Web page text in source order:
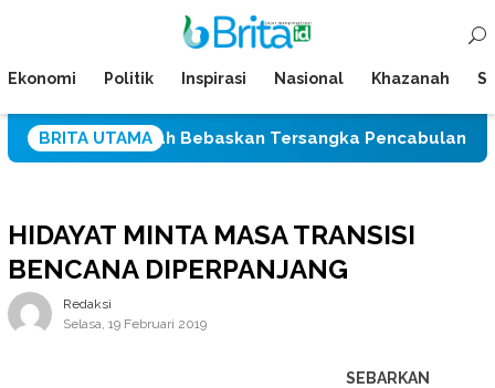
Mobile
Ekonomi Politik Inspirasi Nasional Khazanah
BRITA UTAMA
Setelah Bebaskan Tersangka Pencabulan Tiga Siswi
HIDAYAT MINTA MASA TRANSISI
BENCANA DIPERPANJANG
Redaksi
Selasa, 19 Februari 2019
SEBARKAN